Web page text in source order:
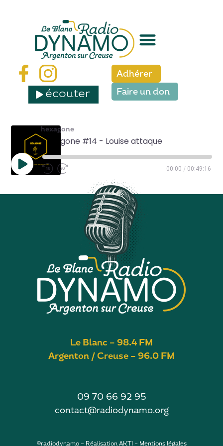
écouter
Adhérer
Faire un don
hexagone
Hexagone #14 - Louise attaque
00:00 / 00:49:16
Le Blanc – 98.4 FM
Argenton / Creuse – 96.0 FM
09 70 66 92 95
contact@radiodynamo.org
©radiodynamo – RéalisationAKTI– Mentions légales